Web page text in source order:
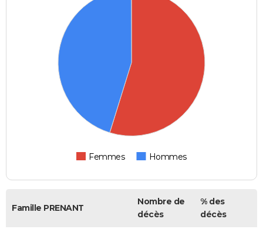
Femmes Hommes
Famille PRENANT
Nombre de
décès
% des
décès